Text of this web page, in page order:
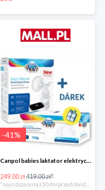
-41%
Canpol babies laktator elektryczny EASY NATURAL -40%
249.00 zł419.00 zł*